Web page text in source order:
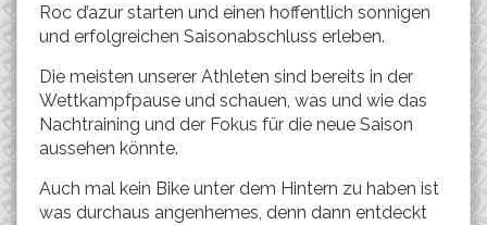
Roc d’azur starten und einen hoffentlich sonnigen
und erfolgreichen Saisonabschluss erleben.
Die meisten unserer Athleten sind bereits in der
Wettkampfpause und schauen, was und wie das
Nachtraining und der Fokus für die neue Saison
aussehen könnte.
Auch mal kein Bike unter dem Hintern zu haben ist
was durchaus angenhemes, denn dann entdeckt